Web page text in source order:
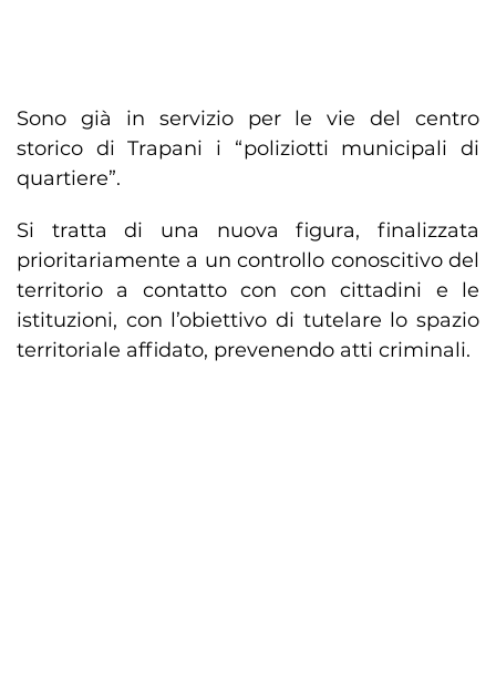
Sono già in servizio per le vie del centro
storico di Trapani i “poliziotti municipali di
quartiere”.
Si tratta di una nuova figura, finalizzata
prioritariamente a un controllo conoscitivo del
territorio a contatto con con cittadini e le
istituzioni, con l’obiettivo di tutelare lo spazio
territoriale affidato, prevenendo atti criminali.